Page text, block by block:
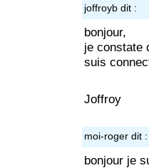
joffroyb dit :
bonjour,
je constate
suis
Joffroy
moi-roger dit :
bonjour je